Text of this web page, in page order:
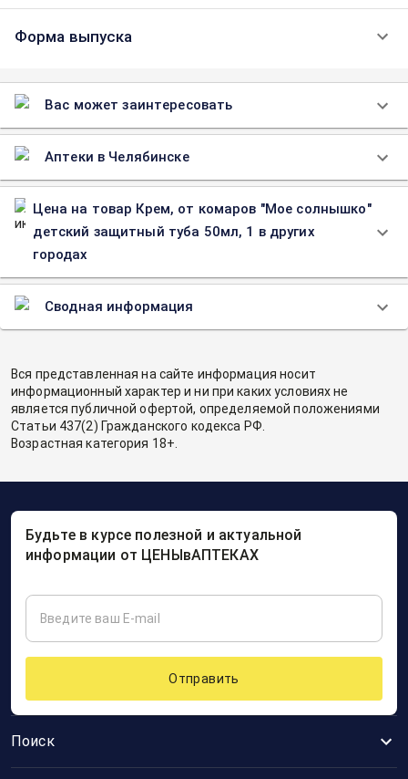
Форма выпуска
Вас может заинтересовать
Аптеки в Челябинске
Цена на товар Крем, от комаров "Мое солнышко"
детский защитный туба 50мл, 1 в других
городах
Сводная информация
Вся представленная на сайте информация носит
информационный характер и ни при каких условиях не
является публичной офертой, определяемой положениями
Статьи 437(2) Гражданского кодекса РФ.
Возрастная категория 18+.
Поиск
Будьте в курсе полезной и актуальной
информации от ЦЕНЫвАПТЕКАХ
Отправить